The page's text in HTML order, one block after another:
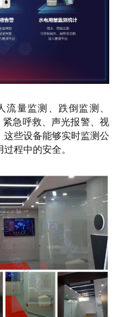
量监测、跌倒监测、
紧急呼救、声光报警、视
些设备能够实时监测公
程中的安全。